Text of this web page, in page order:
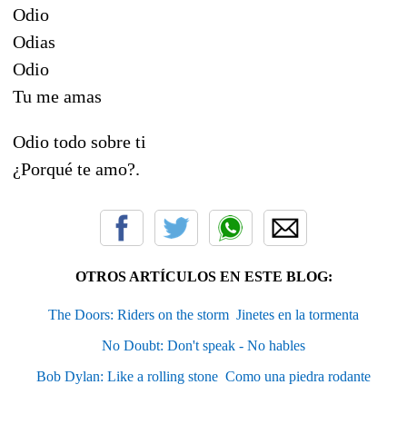
Odio
Odias
Odio
Tu me amas
Odio todo sobre ti
¿Porqué te amo?.
OTROS ARTÍCULOS EN ESTE BLOG:
The Doors: Riders on the storm  Jinetes en la tormenta
No Doubt: Don't speak - No hables
Bob Dylan: Like a rolling stone  Como una piedra rodante